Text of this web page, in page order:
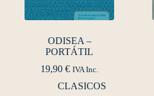
ODISEA –
PORTÁTIL
19,90€ IVA Inc.
CLASICOS